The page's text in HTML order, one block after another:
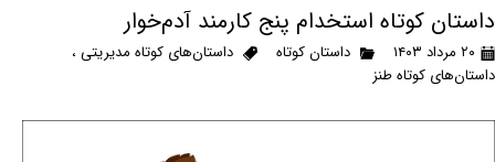
داستان کوتاه استخدام پنج کارمند آدم‌خوار
۲۰ مرداد ۱۴۰۳ داستان کوتاه داستان‌های کوتاه مدیریتی،
داستان‌های کوتاه طنز